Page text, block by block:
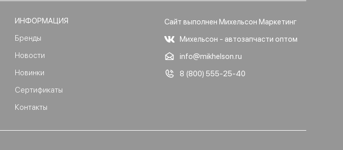
ИНФОРМАЦИЯ
Бренды
Новости
Новинки
Сертификаты
Контакты
Сайт выполнен Михельсон Маркетинг
Михельсон - автозапчасти оптом
info@mikhelson.ru
8 (800) 555-25-40